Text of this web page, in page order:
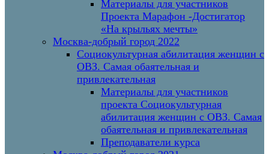
Материалы для участников
Проекта Марафон -Достигатор
«На крыльях мечты»
Москва-добрый город 2022
Социокультурная абилитация женщин с
ОВЗ. Самая обаятельная и
привлекательная
Материалы для участников
проекта Социокультурная
абилитация женщин с ОВЗ. Самая
обаятельная и привлекательная
Преподаватели курса